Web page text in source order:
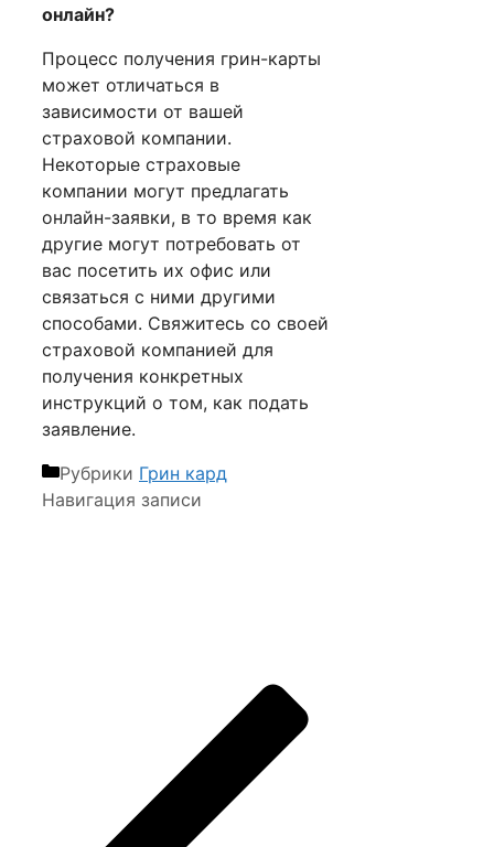
онлайн?
Процесс получения грин-карты
может отличаться в
зависимости от вашей
страховой компании.
Некоторые страховые
компании могут предлагать
онлайн-заявки, в то время как
другие могут потребовать от
вас посетить их офис или
связаться с ними другими
способами. Свяжитесь со своей
страховой компанией для
получения конкретных
инструкций о том, как подать
заявление.
Рубрики Грин кард
Навигация записи